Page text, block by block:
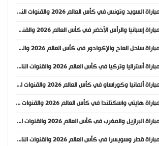
موعد مباراة السويد وتونس في كأس العالم 2026 والقنوات الناقلة
موعد مباراة إسبانيا والرأس الأخضر في كأس العالم 2026 والقنوات الناقلة
موعد مباراة ساحل العاج والإكوادور في كأس العالم 2026 والقنوات الناقلة
موعد مباراة أستراليا وتركيا في كأس العالم 2026 والقنوات الناقلة
موعد مباراة ألمانيا وكوراساو في كأس العالم 2026 والقنوات الناقلة
موعد مباراة هايتي واسكتلندا في كأس العالم 2026 والقنوات الناقلة
موعد مباراة البرازيل والمغرب في كأس العالم 2026 والقنوات الناقلة
موعد مباراة قطر وسويسرا في كأس العالم 2026 والقنوات الناقلة